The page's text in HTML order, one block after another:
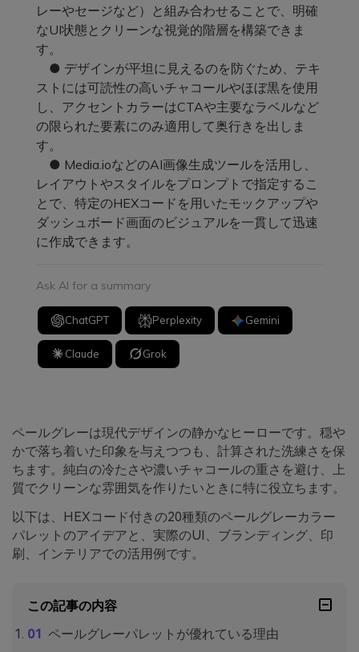
レーやセージなど）と組み合わせることで、明確
なUI状態とクリーンな視覚的階層を構築できま
す。
● デザインが平坦に見えるのを防ぐため、テキ
ストには可読性の高いチャコールやほぼ黒を使用
し、アクセントカラーはCTAや主要なラベルなど
の限られた要素にのみ適用して奥行きを出しま
す。
● Media.ioなどのAI画像生成ツールを活用し、
レイアウトやスタイルをプロンプトで指定するこ
とで、特定のHEXコードを用いたモックアップや
ダッシュボード画面のビジュアルを一貫して迅速
に作成できます。
Ask AI for a summary
ChatGPT Perplexity Gemini
Claude Grok
ペールグレーは現代デザインの静かなヒーローです。穏や
かで落ち着いた印象を与えつつも、計算された洗練さを保
ちます。純白の冷たさや濃いチャコールの重さを避け、上
質でクリーンな雰囲気を作りたいときに特に役立ちます。
以下は、HEXコード付きの20種類のペールグレーカラー
パレットのアイデアと、実際のUI、ブランディング、印
刷、インテリアでの活用例です。
この記事の内容
ペールグレーパレットが優れている理由